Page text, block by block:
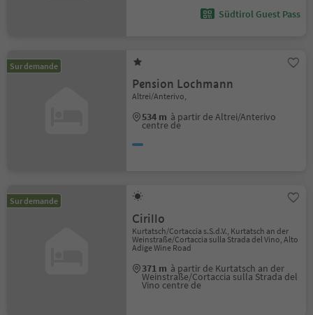
Südtirol Guest Pass
Sur demande
Pension Lochmann
Altrei/Anterivo,
534 m à partir de Altrei/Anterivo
centre de
Sur demande
Cirillo
Kurtatsch/Cortaccia s.S.d.V., Kurtatsch an der
Weinstraße/Cortaccia sulla Strada del Vino, Alto
Adige Wine Road
371 m à partir de Kurtatsch an der
Weinstraße/Cortaccia sulla Strada del
Vino centre de